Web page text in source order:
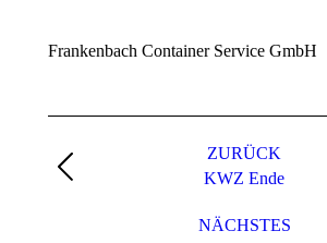
Frankenbach Container Service GmbH
ZURÜCK
Vorheriger
KWZ Ende
NÄCHSTES